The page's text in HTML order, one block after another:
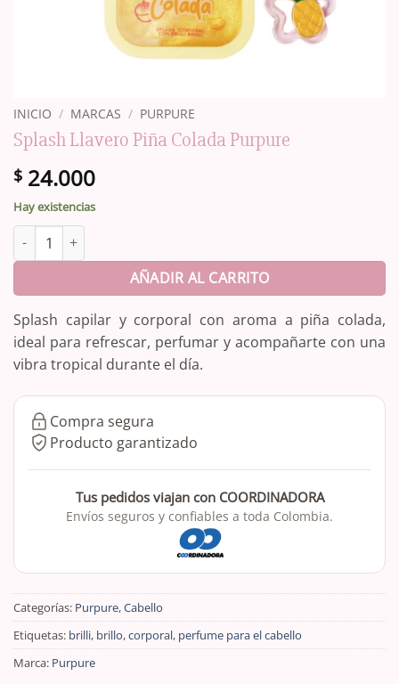
INICIO / MARCAS / PURPURE
Splash Llavero Piña Colada Purpure
$ 24.000
Hay existencias
Splash Llavero Piña Colada Purpure cantidad
AÑADIR AL CARRITO
Splash capilar y corporal con aroma a piña colada,
ideal para refrescar, perfumar y acompañarte con una
vibra tropical durante el día.
Compra segura
Producto garantizado
Tus pedidos viajan con COORDINADORA
Envíos seguros y confiables a toda Colombia.
Categorías: Purpure,Cabello
Etiquetas: brilli, brillo,corporal, perfume para el cabello
Marca: Purpure